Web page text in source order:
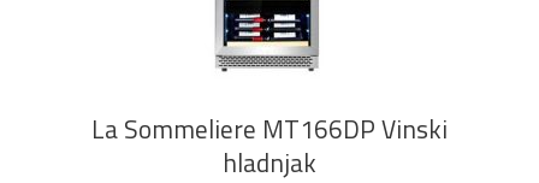
DODAJ U KOŠARICU
La Sommeliere MT166DP Vinski
hladnjak